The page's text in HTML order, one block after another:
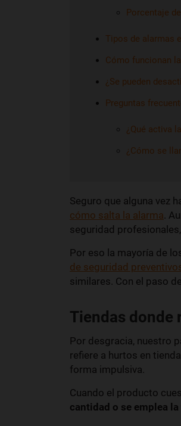
Porcentaje
Tipos de alarmas
Cómo funcionan
¿Se pueden
Preguntas
¿Qué activa
¿Cómo se
Seguro que alguna vez
cómo salta la alarma.
seguridad
Por eso la mayoría de
de seguridad
similares. Con el paso
Tiendas donde
Por desgracia, nuestro
refiere a hurtos en
forma impulsiva.
Cuando el producto
cantidad o se emplea